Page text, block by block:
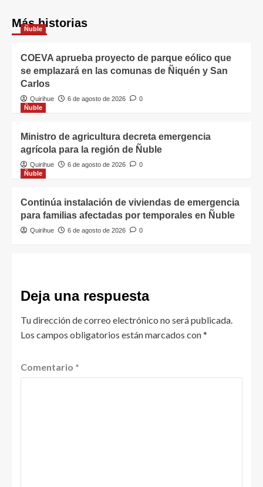
Más historias
Ñuble
COEVA aprueba proyecto de parque eólico que
se emplazará en las comunas de Ñiquén y San
Carlos
Quirihue 6 de agosto de 2026
0
Ñuble
Ministro de agricultura decreta emergencia
agrícola para la región de Ñuble
Quirihue 6 de agosto de 2026
0
Ñuble
Continúa instalación de viviendas de emergencia
para familias afectadas por temporales en Ñuble
Quirihue 6 de agosto de 2026 0
Deja una respuesta
Tu dirección de correo electrónico no será publicada.
Los campos obligatorios están marcados con*
Comentario *